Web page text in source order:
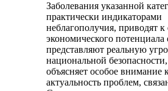
Заболевания указанной
практически индикаторами
неблагополучия, приводят
экономического потенциала
представляют реальную
национальной
объясняет особое внимание
актуальность проблем,